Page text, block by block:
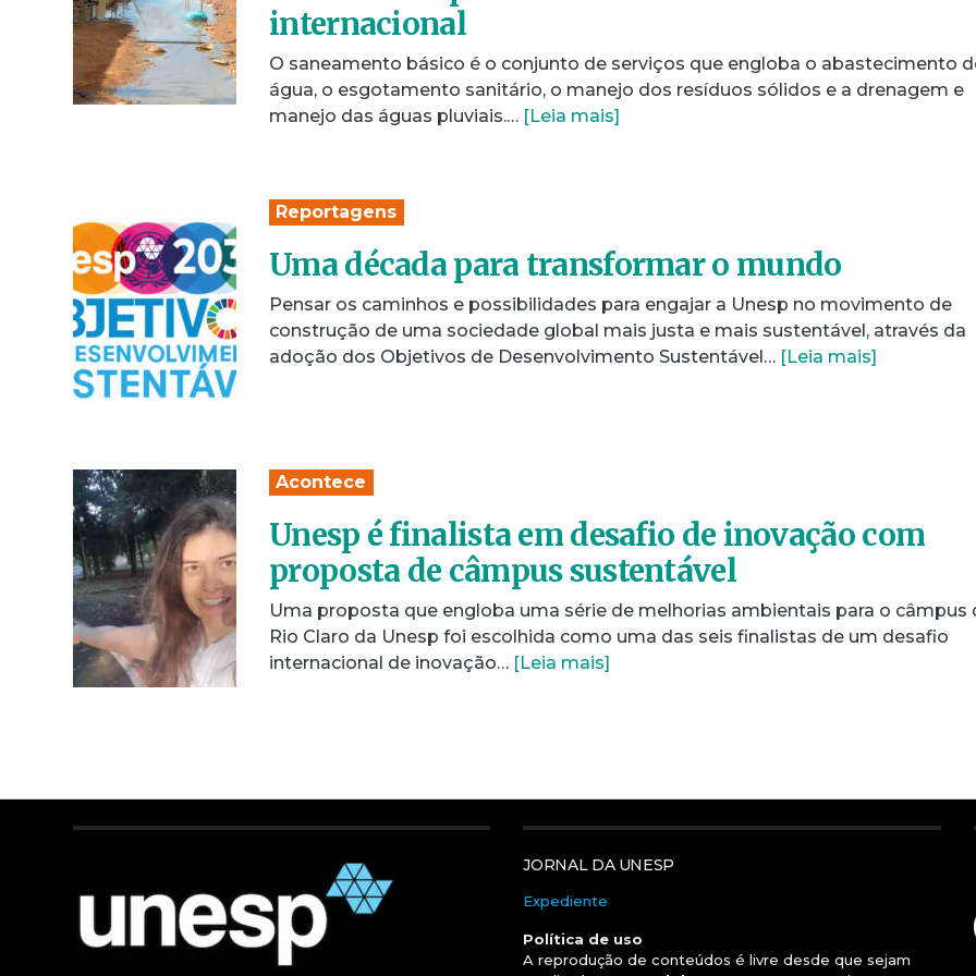
internacional
O saneamento básico é o conjunto de serviços que engloba o abastecimento
água, o esgotamento sanitário, o manejo dos resíduos sólidos e a drenagem e
manejo das águas pluviais.… [Leia mais]
Reportagens
Uma década para transformar o mundo
Pensar os caminhos e possibilidades para engajar a Unesp no movimento de
construção de uma sociedade global mais justa e mais sustentável, através da
adoção dos Objetivos de Desenvolvimento Sustentável… [Leia mais]
Acontece
Unesp é finalista em desafio de inovação com
proposta de câmpus sustentável
Uma proposta que engloba uma série de melhorias ambientais para o câmpus
Rio Claro da Unesp foi escolhida como uma das seis finalistas de um desafio
internacional de inovação… [Leia mais]
JORNAL DA UNESP
Expediente
Política de uso
A reprodução de conteúdos é livre desde que sejam